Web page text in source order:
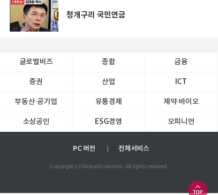
청개구리 국민연금
글로벌비즈 종합 금융
증권 산업 ICT
부동산·공기업 유통경제 제약∙바이오
소상공인 ESG경영 오피니언
PC 버전 전체서비스
Copyright (c) Global Economic. All rights reserved.